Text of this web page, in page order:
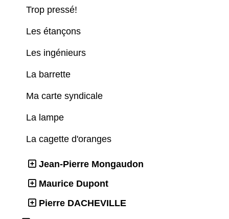
Trop pressé!
Les étançons
Les ingénieurs
La barrette
Ma carte syndicale
La lampe
La cagette d'oranges
Jean-Pierre Mongaudon
Maurice Dupont
Pierre DACHEVILLE